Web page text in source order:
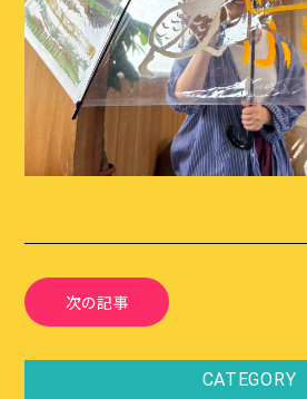
次の記事
CATEGORY